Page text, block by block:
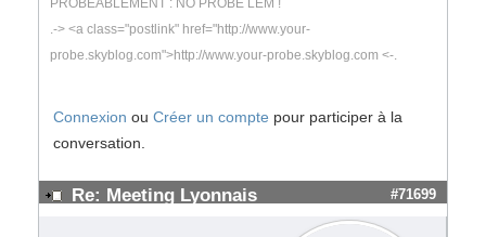
.-> <a class="postlink" href="http://www.your-
probe.skyblog.com">http://www.your-probe.skyblog.com <-.
Connexion ou Créer un compte pour participer à la
conversation.
Re: Meeting Lyonnais #71699